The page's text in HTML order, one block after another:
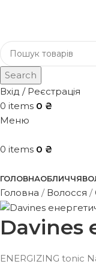
Search
Вхід / Реєстрація
0 items 0 ₴
Меню
0 items 0 ₴
ГОЛОВНАОБЛИЧЧЯ
Головна Волосся
Davines
ENERGIZING tonic